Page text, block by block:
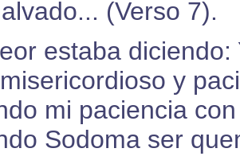
(Verso 7).
estaba
y
mi paciencia
Sodoma ser